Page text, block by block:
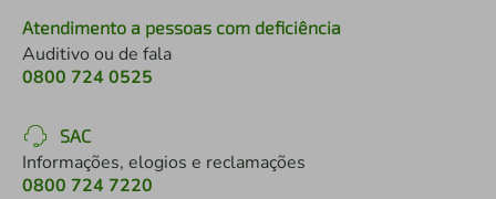
Atendimento a pessoas com deficiência
Auditivo ou de fala
0800 724 0525
SAC
Informações, elogios e reclamações
0800 724 7220